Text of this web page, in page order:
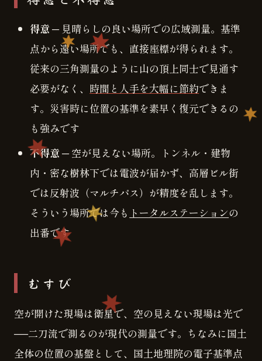
得意 ─ 見晴らしの良い場所での広域測量。基準
点から遠い場所でも、直接座標が得られます。
従来の三角測量のように山の頂上同士で見通す
必要がなく、 時間と人手を大幅に節約できま
す。災害時に位置の基準を素早く復元できるの
も強みです
不得意 ─ 空が見えない場所。トンネル・建物
内・密な樹林下では電波が届かず、高層ビル街
では反射波（マルチパス）が精度を乱します。
そういう場所では今も トータルステーションの
出番です
むすび
空が開けた現場は衛星で、空の見えない現場は光で
──二刀流で測るのが現代の測量です。ちなみに国土
全体の位置の基盤として、国土地理院の電子基準点